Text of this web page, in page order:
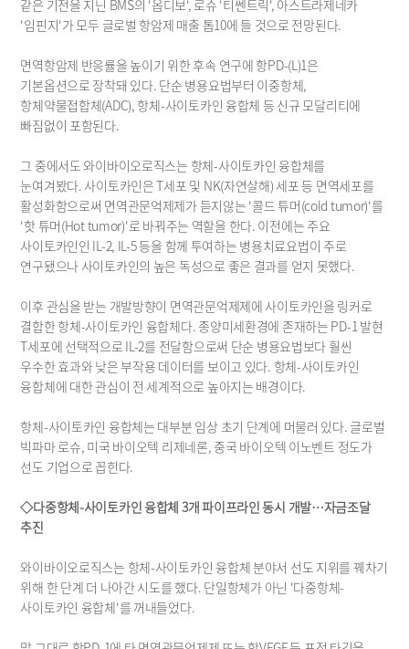
같은 기전을 지닌 BMS의 '옵디보', 로슈 '티쎈트릭', 아스트라제네카
'임핀지'가 모두 글로벌 항암제 매출 톱10에 들 것으로 전망된다.
면역항암제 반응률을 높이기 위한 후속 연구에 항PD-(L)1은
기본옵션으로 장착돼 있다. 단순 병용요법부터 이중항체,
항체약물접합체(ADC), 항체-사이토카인 융합체 등 신규 모달리티에
빠짐없이 포함된다.
그 중에서도 와이바이오로직스는 항체-사이토카인 융합체를
눈여겨봤다. 사이토카인은 T세포 및 NK(자연살해) 세포 등 면역세포를
활성화함으로써 면역관문억제제가 듣지않는 '콜드 튜머(cold tumor)'를
'핫 튜머(Hot tumor)'로 바꿔주는 역할을 한다. 이전에는 주요
사이토카인인 IL-2, IL-5 등을 함께 투여하는 병용치료요법이 주로
연구됐으나 사이토카인의 높은 독성으로 좋은 결과를 얻지 못했다.
이후 관심을 받는 개발방향이 면역관문억제제에 사이토카인을 링커로
결합한 항체-사이토카인 융합체다. 종양미세환경에 존재하는 PD-1 발현
T세포에 선택적으로 IL-2를 전달함으로써 단순 병용요법보다 훨씬
우수한 효과와 낮은 부작용 데이터를 보이고 있다. 항체-사이토카인
융합체에 대한 관심이 전 세계적으로 높아지는 배경이다.
항체-사이토카인 융합체는 대부분 임상 초기 단계에 머물러 있다. 글로벌
빅파마 로슈, 미국 바이오텍 리제네론, 중국 바이오텍 이노벤트 정도가
선도 기업으로 꼽힌다.
◇다중항체-사이토카인 융합체 3개 파이프라인 동시 개발…자금조달
추진
와이바이오로직스는 항체-사이토카인 융합체 분야서 선도 지위를 꿰차기
위해 한 단계 더 나아간 시도를 했다. 단일항체가 아닌 '다중항체-
사이토카인 융합체'를 꺼내들었다.